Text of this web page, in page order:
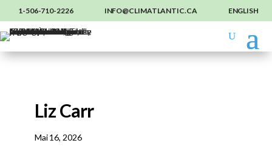
1-506-710-2226 INFO@CLIMATLANTIC.CA ENGLISH
Liz Carr
Mai 16, 2026